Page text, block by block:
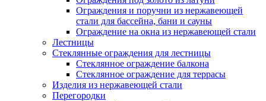
Ограждения и поручни из нержавеющей
стали для бассейна, бани и сауны
Ограждение на окна из нержавеющей стали
Лестницы
Стеклянные ограждения для лестницы
Стеклянное ограждение балкона
Стеклянное ограждение для террасы
Изделия из нержавеющей стали
Перегородки